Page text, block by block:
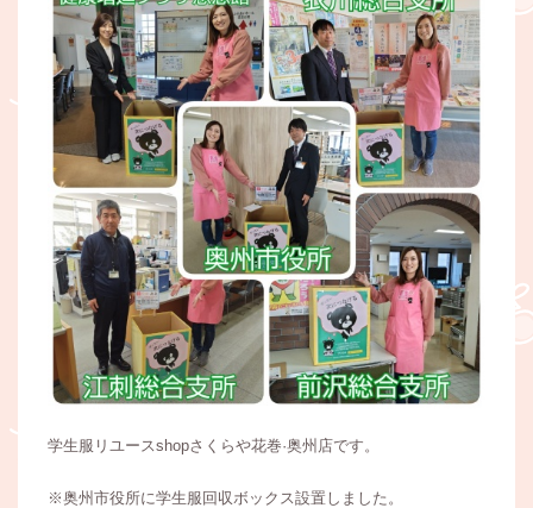
学生服リユースshopさくらや花巻·奥州店です。
※奥州市役所に学生服回収ボックス設置しました。